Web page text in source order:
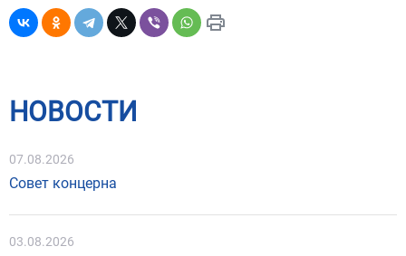
НОВОСТИ
07.08.2026
Совет концерна
03.08.2026